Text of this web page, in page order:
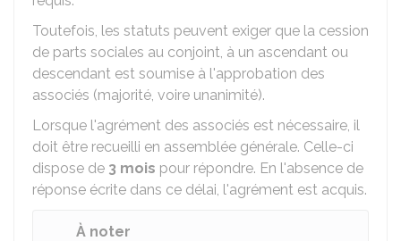
Toutefois, les statuts peuvent exiger que la cession
de parts sociales au conjoint, à un ascendant ou
descendant est soumise à l'approbation des
associés (majorité, voire unanimité).
Lorsque l'agrément des associés est nécessaire, il
doit être recueilli en assemblée générale. Celle-ci
dispose de 3 mois pour répondre. En l'absence de
réponse écrite dans ce délai, l'agrément est acquis.
À noter